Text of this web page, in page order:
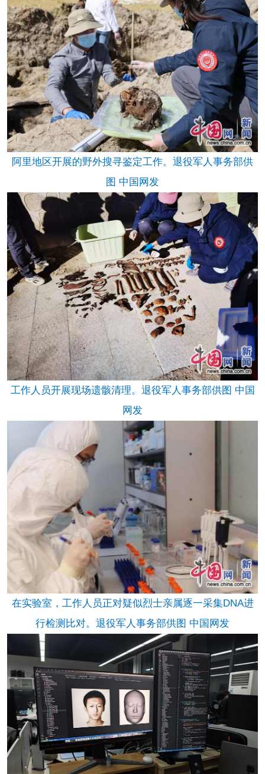
阿里地区开展的野外搜寻鉴定工作。退役军人事务部供
图 中国网发
工作人员开展现场遗骸清理。退役军人事务部供图 中国
网发
在实验室，工作人员正对疑似烈士亲属逐一采集DNA进
行检测比对。退役军人事务部供图 中国网发